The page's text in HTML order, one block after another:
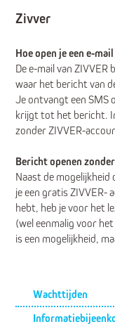
Zivver
Hoe open je een e-
De e-mail van ZIVVER
waar het bericht van
Je ontvangt een SMS
krijgt tot het bericht.
zonder ZIVVER-
Bericht openen
Naast de mogelijkheid
je een gratis ZIVVER-
hebt, heb je voor het
(wel eenmalig voor
is een mogelijkheid,
Submenu
Wachttijden